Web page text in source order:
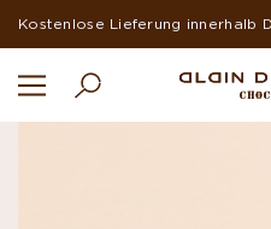
Click&Collect in